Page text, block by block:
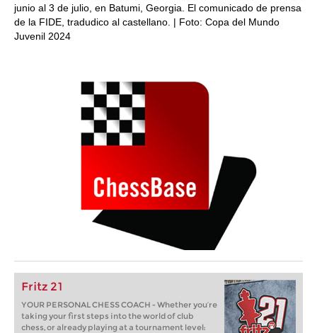
junio al 3 de julio, en Batumi, Georgia. El comunicado de prensa
de la FIDE, tradudico al castellano. | Foto: Copa del Mundo
Juvenil 2024
Fritz 21
YOUR PERSONAL CHESS COACH - Whether you’re
taking your first steps into the world of club
chess, or already playing at a tournament level: